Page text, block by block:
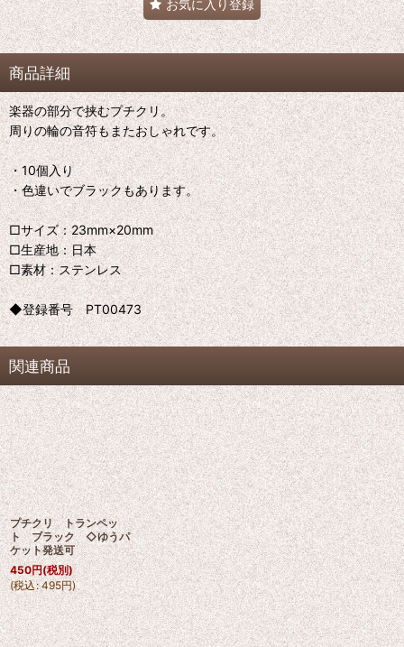
お気に入り登録
商品詳細
楽器の部分で挟むプチクリ。
周りの輪の音符もまたおしゃれです。
・10個入り
・色違いでブラックもあります。
□サイズ：23mm×20mm
□生産地：日本
□素材：ステンレス
◆登録番号 PT00473
関連商品
プチクリ トランペッ
ト ブラック ◇ゆうパ
ケット発送可
450円(税別)
(税込: 495円)